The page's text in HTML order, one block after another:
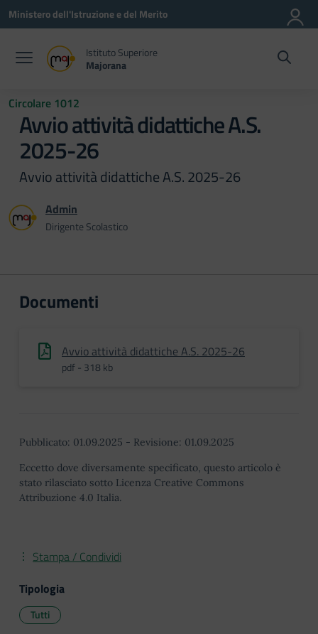
Vai ai contenuti
Vai al menu di navigazione
Vai al footer
Ministero dell'Istruzione e del Merito
Istituto Superiore
Majorana
Circolare 1012
Avvio attività didattiche A.S.
2025-26
Avvio attività didattiche A.S. 2025-26
Admin
Dirigente Scolastico
Documenti
Avvio attività didattiche A.S. 2025-26
pdf - 318 kb
Pubblicato: 01.09.2025 - Revisione: 01.09.2025
Eccetto dove diversamente specificato, questo articolo è
stato rilasciato sotto Licenza Creative Commons
Attribuzione 4.0 Italia.
Stampa / Condividi
Tipologia
Tutti